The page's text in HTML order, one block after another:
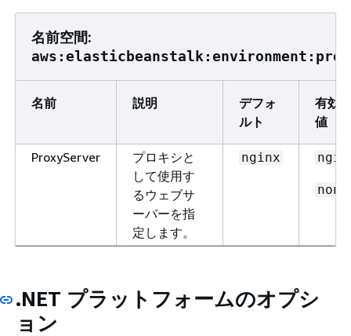
名前空間:
名前 説明
デフォ
ルト
有効
値
ProxyServer
プロキシと
して使用す
るウェブサ
ーバーを指
定します。
nginx
none
.NET プラットフォームのオプシ
ョン